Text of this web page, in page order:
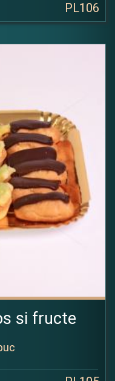
PL106
si fructe